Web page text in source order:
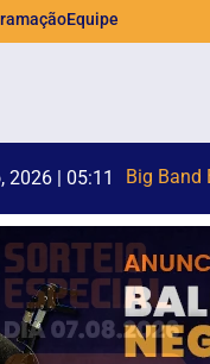
Equipe
2026 | 05:11
2026 | 05:07 Bom